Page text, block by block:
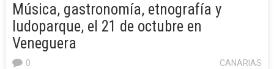
Música, gastronomía, etnografía y
ludoparque, el 21 de octubre en
Veneguera
CANARIAS
0